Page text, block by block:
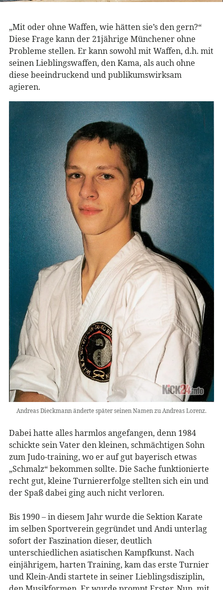
„Mit oder ohne Waffen, wie hätten sie’s den gern?“
Diese Frage kann der 21jährige Münchener ohne
Probleme stellen. Er kann sowohl mit Waffen, d.h. mit
seinen Lieblingswaffen, den Kama, als auch ohne
diese beeindruckend und publikumswirksam
agieren.
Andreas Dieckmann änderte später seinen Namen zu Andreas Lorenz.
Dabei hatte alles harmlos angefangen, denn 1984
schickte sein Vater den kleinen, schmächtigen Sohn
zum Judo-training, wo er auf gut bayerisch etwas
„Schmalz“ bekommen sollte. Die Sache funktionierte
recht gut, kleine Turniererfolge stellten sich ein und
der Spaß dabei ging auch nicht verloren.
Bis 1990 – in diesem Jahr wurde die Sektion Karate
im selben Sportverein gegründet und Andi unterlag
sofort der Faszination dieser, deutlich
unterschiedlichen asiatischen Kampfkunst. Nach
einjährigem, harten Training, kam das erste Turnier
und Klein-Andi startete in seiner Lieblingsdisziplin,